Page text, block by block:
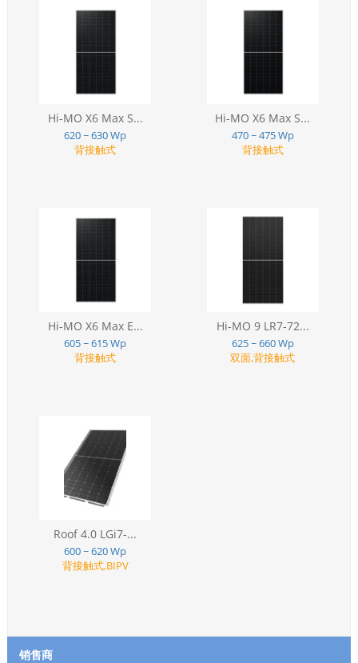
Hi-MO X6 Max S...
620 ~ 630 Wp
背接触式
Hi-MO X6 Max S...
470 ~ 475 Wp
背接触式
Hi-MO X6 Max E...
605 ~ 615 Wp
背接触式
Hi-MO 9 LR7-72...
625 ~ 660 Wp
双面,背接触式
Roof 4.0 LGi7-...
600 ~ 620 Wp
背接触式,BIPV
销售商